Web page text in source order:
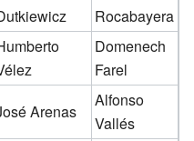
Rocabayera
Domenech
Farel
Arenas
Alfonso
Vallés